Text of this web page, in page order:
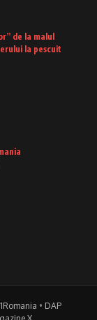
de la malul
la pescuit
• DAP